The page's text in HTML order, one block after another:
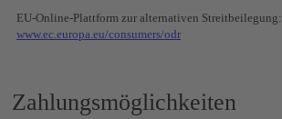
EU-Online-Plattform zur alternativen Streitbeilegung:
www.ec.europa.eu/consumers/odr
Zahlungsmöglichkeiten